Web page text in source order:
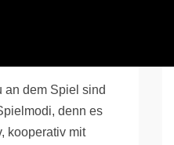
an dem Spiel sind
denn es
kooperativ mit